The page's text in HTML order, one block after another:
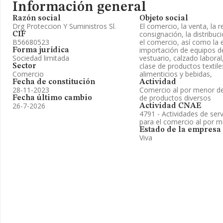
Información general
Razón social
Drg Proteccion Y Suministros Sl.
CIF
B56680523
Forma jurídica
Sociedad limitada
Sector
Comercio
Fecha de constitución
28-11-2023
Fecha último cambio
26-7-2026
Objeto social
El comercio, la venta, la
consignación, la
el comercio, así como la
importación de equipos
vestuario, calzado
clase de productos
alimenticios y bebidas,
Actividad
Comercio al por menor
de productos diversos
Actividad CNAE
4791 - Actividades de
para el comercio al por
Estado de la empresa
Viva